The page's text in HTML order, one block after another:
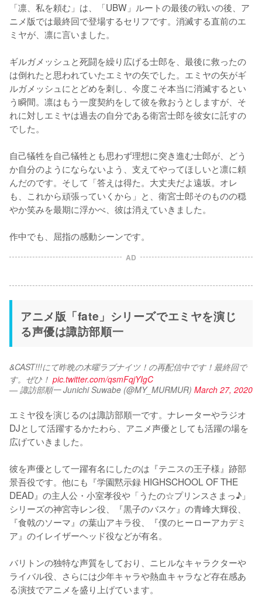
「凛、私を頼む」は、「UBW」ルートの最後の戦いの後、ア
ニメ版では最終回で登場するセリフです。消滅する直前のエ
ミヤが、凛に言いました。
ギルガメッシュと死闘を繰り広げる士郎を、最後に救ったの
は倒れたと思われていたエミヤの矢でした。エミヤの矢がギ
ルガメッシュにとどめを刺し、今度こそ本当に消滅するとい
う瞬間。凛はもう一度契約をして彼を救おうとしますが、そ
れに対しエミヤは過去の自分である衛宮士郎を彼女に託すの
でした。
自己犠牲を自己犠牲とも思わず理想に突き進む士郎が、どう
か自分のようにならないよう、支えてやってほしいと凛に頼
んだのです。そして「答えは得た。大丈夫だよ遠坂。オレ
も、これから頑張っていくから」と、衛宮士郎そのものの穏
やか笑みを最期に浮かべ、彼は消えていきました。
作中でも、屈指の感動シーンです。
AD
アニメ版「fate」シリーズでエミヤを演じ
る声優は諏訪部順一
&CAST!!!にて昨晩の木曜ラブナイツ！の再配信中です！最終回で
す。ぜひ！ pic.twitter.com/qsmFqjYIgC
— 諏訪部順一 Junichi Suwabe (@MY_MURMUR) March 27, 2020
エミヤ役を演じるのは諏訪部順一です。ナレーターやラジオ
DJとして活躍するかたわら、アニメ声優としても活躍の場を
広げていきました。
彼を声優として一躍有名にしたのは『テニスの王子様』跡部
景吾役です。他にも『学園黙示録 HIGHSCHOOL OF THE
DEAD』の主人公・小室孝役や「うたの☆プリンスさまっ♪」
シリーズの神宮寺レン役、『黒子のバスケ』の青峰大輝役、
『食戟のソーマ』の葉山アキラ役、『僕のヒーローアカデミ
ア』のイレイザーヘッド役などが有名。
バリトンの独特な声質をしており、ニヒルなキャラクターや
ライバル役、さらには少年キャラや熱血キャラなど存在感あ
る演技でアニメを盛り上げています。